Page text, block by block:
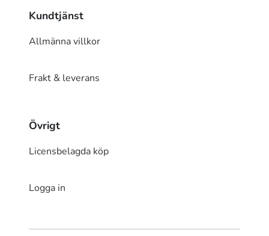
Kundtjänst
Allmänna villkor
Frakt & leverans
Övrigt
Licensbelagda köp
Logga in